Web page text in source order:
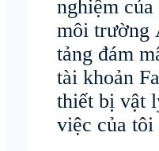
nghiệm của
môi trường
tảng đám
tài khoản
thiết bị vật
việc của tôi